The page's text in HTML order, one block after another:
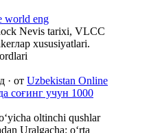
world eng
Nevis tarixi, VLCC
xususiyatlari.
· от Uzbekistan Online
соғинг учун 1000
oltinchi qushlar
Uralgacha: oʻrta